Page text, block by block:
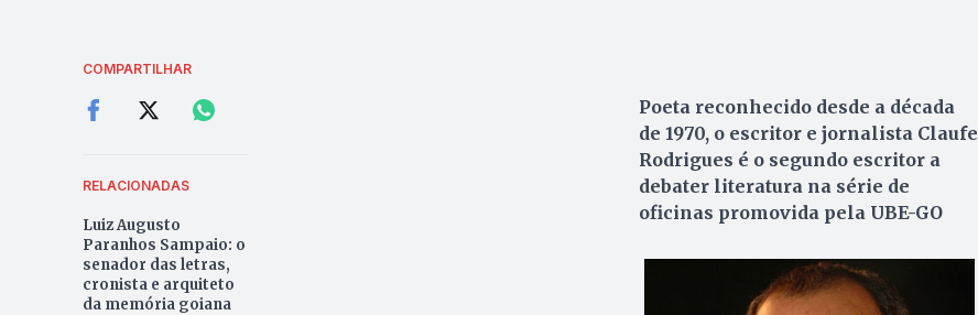
COMPARTILHAR
RELACIONADAS
Luiz Augusto
Paranhos Sampaio: o
senador das letras,
cronista e arquiteto
da memória goiana
Poeta reconhecido desde a década
de 1970, o escritor e jornalista Claufe
Rodrigues é o segundo escritor a
debater literatura na série de
oficinas promovida pela UBE-GO